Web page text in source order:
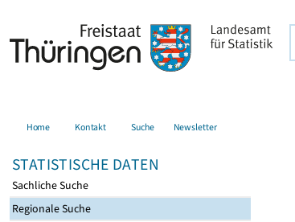
Home Kontakt Suche Newsletter
STATISTISCHE DATEN
Sachliche Suche
Regionale Suche